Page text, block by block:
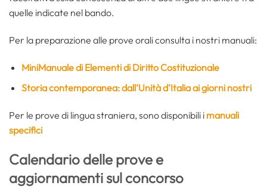
quelle indicate nel bando.
Per la preparazione alle prove orali consulta i nostri manuali:
MiniManuale di Elementi di Diritto Costituzionale
Storia contemporanea: dall’Unità d’Italia ai giorni nostri
Per le prove di lingua straniera, sono disponibili i manuali
specifici
Calendario delle prove e
aggiornamenti sul concorso